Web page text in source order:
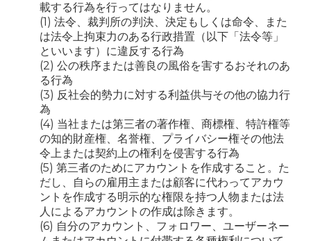
載する行為を行ってはなりません。
(1) 法令、裁判所の判決、決定もしくは命令、また
は法令上拘束力のある行政措置（以下「法令等」
といいます）に違反する行為
(2) 公の秩序または善良の風俗を害するおそれのあ
る行為
(3) 反社会的勢力に対する利益供与その他の協力行
為
(4) 当社または第三者の著作権、商標権、特許権等
の知的財産権、名誉権、プライバシー権その他法
令上または契約上の権利を侵害する行為
(5) 第三者のためにアカウントを作成すること。た
だし、自らの雇用主または顧客に代わってアカウ
ントを作成する明示的な権限を持つ人物または法
人によるアカウントの作成は除きます。
(6) 自分のアカウント、フォロワー、ユーザーネー